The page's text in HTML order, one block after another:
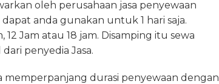
oleh perusahaan jasa penyewaan
anda gunakan untuk 1 hari saja.
Jam atau 18 jam. Disamping itu sewa
penyedia Jasa.
memperpanjang durasi penyewaan dengan